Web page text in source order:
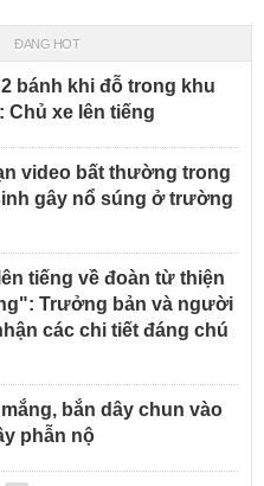
ĐANG HOT
bánh khi đỗ trong khu
Chủ xe lên tiếng
video bất thường trong
gây nổ súng ở trường
tiếng về đoàn từ thiện
Trưởng bản và người
các chi tiết đáng chú
bắn dây chun vào
phẫn nộ